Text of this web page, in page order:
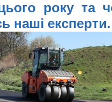
року та
наші експерти.